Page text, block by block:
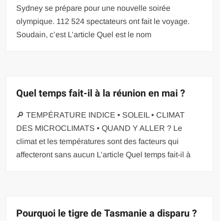
Sydney se prépare pour une nouvelle soirée
olympique. 112 524 spectateurs ont fait le voyage.
Soudain, c’est L’article Quel est le nom
Quel temps fait-il à la réunion en mai ?
🔎 TEMPÉRATURE INDICE • SOLEIL • CLIMAT
DES MICROCLIMATS • QUAND Y ALLER ? Le
climat et les températures sont des facteurs qui
affecteront sans aucun L’article Quel temps fait-il à
Pourquoi le tigre de Tasmanie a disparu ?